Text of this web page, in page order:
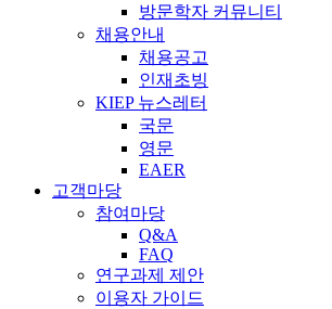
방문학자 커뮤니티
채용안내
채용공고
인재초빙
KIEP 뉴스레터
국문
영문
EAER
고객마당
참여마당
Q&A
FAQ
연구과제 제안
이용자 가이드